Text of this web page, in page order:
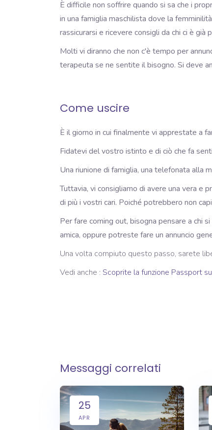
È difficile non soffrire quando si sa che i
in una famiglia maschilista dove la
rassicurarsi e ricevere consigli da chi ci è
Molti vi diranno che non c'è tempo per
terapeuta se ne sentite il bisogno. Si deve
Come uscire
È il giorno in cui finalmente vi apprestate a
Fidatevi del vostro istinto e di ciò che fa
Una riunione di famiglia, una telefonata alla
Tuttavia, vi consigliamo di avere una vera e
di più i vostri cari. Poiché potrebbero non
Per fare coming out, bisogna pensare a chi
amica, oppure potreste fare un annuncio
Una volta compiuto questo passo, sarete
Vedi anche : Scoprite la funzione Passport
Messaggi correlati
25
APR